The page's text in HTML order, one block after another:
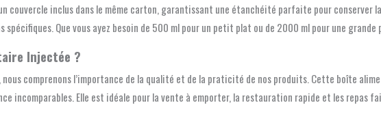
couvercle inclus dans le même carton, garantissant une étanchéité parfaite pour conserver
Que vous ayez besoin de 500 ml pour un petit plat ou de 2000 ml pour une
Injectée ?
comprenons l’importance de la qualité et de la praticité de nos produits. Cette boîte
incomparables. Elle est idéale pour la vente à emporter, la restauration rapide et les repas